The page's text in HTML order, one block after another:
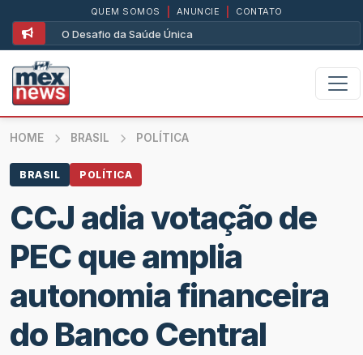
O Desafio da Saúde Única
QUEM SOMOS ANUNCIE CONTATO
HOME BRASIL POLÍTICA
BRASIL POLÍTICA
CCJ adia votação de
PEC que amplia
autonomia financeira
do Banco Central